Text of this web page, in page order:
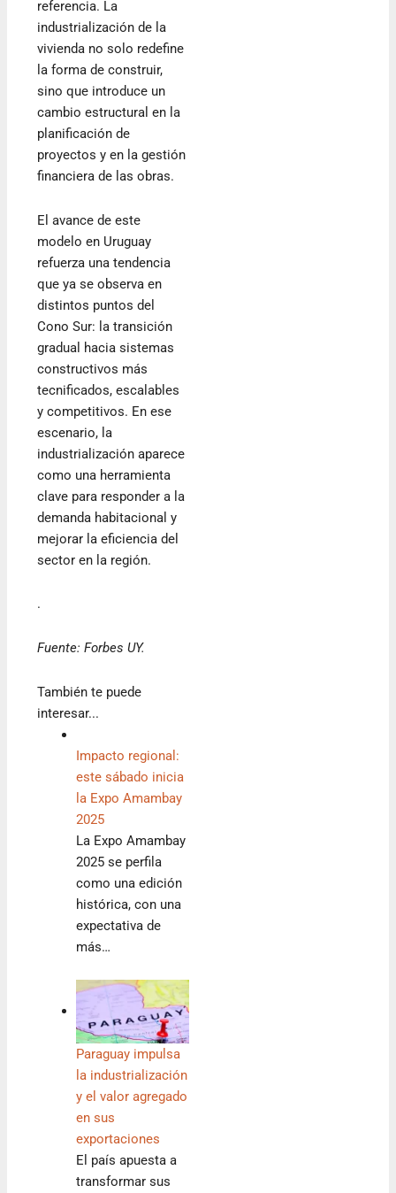
referencia. La
industrialización de la
vivienda no solo redefine
la forma de construir,
sino que introduce un
cambio estructural en la
planificación de
proyectos y en la gestión
financiera de las obras.
El avance de este
modelo en Uruguay
refuerza una tendencia
que ya se observa en
distintos puntos del
Cono Sur: la transición
gradual hacia sistemas
constructivos más
tecnificados, escalables
y competitivos. En ese
escenario, la
industrialización aparece
como una herramienta
clave para responder a la
demanda habitacional y
mejorar la eficiencia del
sector en la región.
.
Fuente: Forbes UY.
También te puede
interesar...
Impacto regional:
este sábado inicia
la Expo Amambay
2025
La Expo Amambay
2025 se perfila
como una edición
histórica, con una
expectativa de
más…
Paraguay impulsa
la industrialización
y el valor agregado
en sus
exportaciones
El país apuesta a
transformar sus